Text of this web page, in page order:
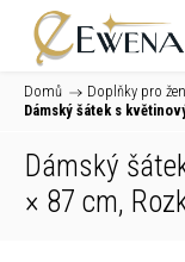
Domů / Doplňky pro
Dámský šátek s
Dámský
× 87 cm,